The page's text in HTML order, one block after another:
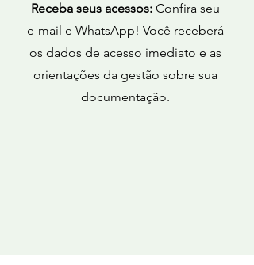
Receba seus acessos:Confira seu
e-mail e WhatsApp! Você receberá
os dados de acesso imediato e as
orientações da gestão sobre sua
documentação.